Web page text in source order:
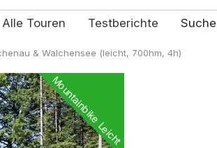
Alle Touren Testberichte
& Walchensee (leicht, 700hm, 4h)
Mountainbike Leicht